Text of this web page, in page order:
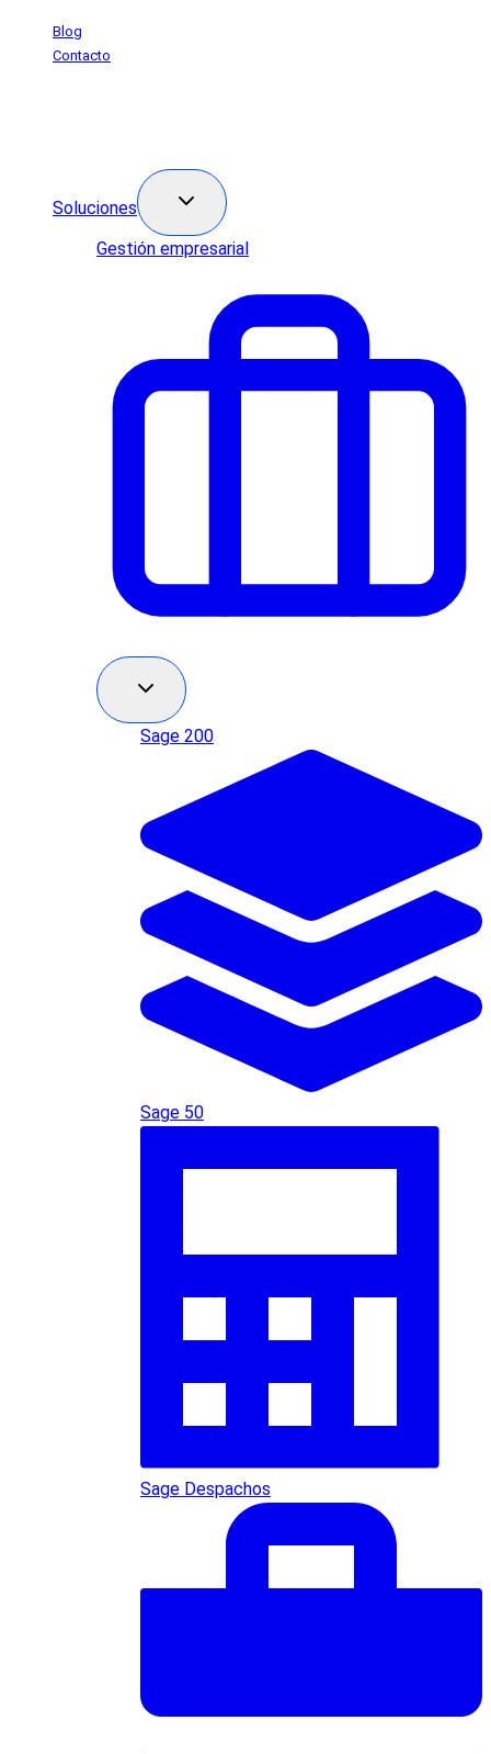
SaltarBlog
Contacto
Soluciones
Gestión empresarial
Sage 200
Sage 50
Sage Despachos